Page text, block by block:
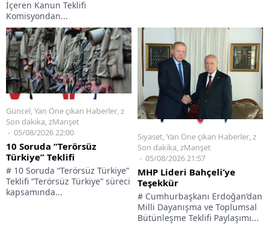
İçeren Kanun Teklifi
Komisyondan...
Güncel,Yan Öne çıkan Haberler,z
Son dakika,zManşet
05/08/2026 22:00
10 Soruda “Terörsüz
Türkiye” Teklifi
# 10 Soruda “Terörsüz Türkiye”
Teklifi “Terörsüz Türkiye” süreci
kapsamında...
Siyaset,Yan Öne çıkan Haberler,z
Son dakika,zManşet
05/08/2026 21:57
MHP Lideri Bahçeli’ye
Teşekkür
# Cumhurbaşkanı Erdoğan’dan
Milli Dayanışma ve Toplumsal
Bütünleşme Teklifi Paylaşımı...